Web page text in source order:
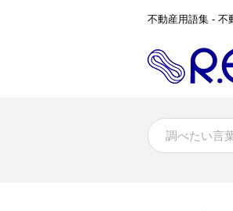
不動産用語集 - 不